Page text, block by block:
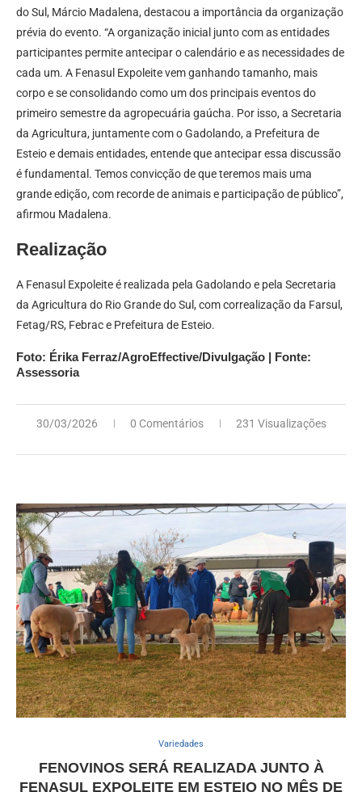
do Sul, Márcio Madalena, destacou a importância da organização
prévia do evento. “A organização inicial junto com as entidades
participantes permite antecipar o calendário e as necessidades de
cada um. A Fenasul Expoleite vem ganhando tamanho, mais
corpo e se consolidando como um dos principais eventos do
primeiro semestre da agropecuária gaúcha. Por isso, a Secretaria
da Agricultura, juntamente com o Gadolando, a Prefeitura de
Esteio e demais entidades, entende que antecipar essa discussão
é fundamental. Temos convicção de que teremos mais uma
grande edição, com recorde de animais e participação de público”,
afirmou Madalena.
Realização
A Fenasul Expoleite é realizada pela Gadolando e pela Secretaria
da Agricultura do Rio Grande do Sul, com correalização da Farsul,
Fetag/RS, Febrac e Prefeitura de Esteio.
Foto: Érika Ferraz/AgroEffective/Divulgação | Fonte:
Assessoria
30/03/2026 0 Comentários 231 Visualizações
Variedades
FENOVINOS SERÁ REALIZADA JUNTO À
FENASUL EXPOLEITE EM ESTEIO NO MÊS DE